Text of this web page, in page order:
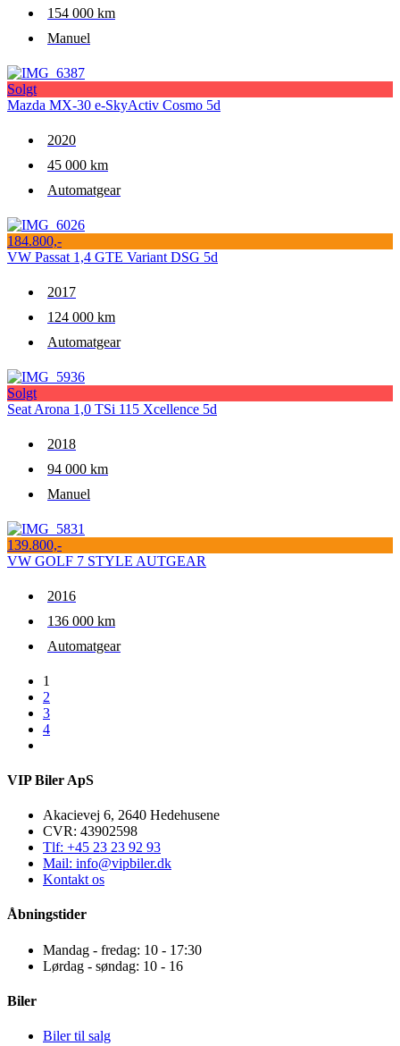
154 000 km
Manuel
Solgt
Mazda MX-30 e-SkyActiv Cosmo 5d
2020
45 000 km
Automatgear
184.800,-
VW Passat 1,4 GTE Variant DSG 5d
2017
124 000 km
Automatgear
Solgt
Seat Arona 1,0 TSi 115 Xcellence 5d
2018
94 000 km
Manuel
139.800,-
VW GOLF 7 STYLE AUTGEAR
2016
136 000 km
Automatgear
1
2
3
4
VIP Biler ApS
Akacievej 6, 2640 Hedehusene
CVR: 43902598
Tlf: +45 23 23 92 93
Mail: info@vipbiler.dk
Kontakt os
Åbningstider
Mandag - fredag: 10 - 17:30
Lørdag - søndag: 10 - 16
Biler
Biler til salg